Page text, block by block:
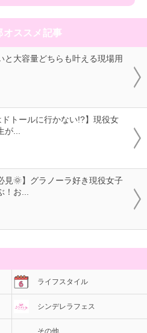
オススメ記事
と大容量どちらも叶える現場用
トールに行かない!?】現役女
...
見🌞】グラノーラ好き現役女子
お...
ライフスタイル
シンデレラフェス